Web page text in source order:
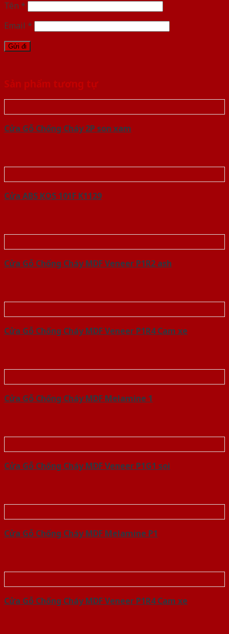
Tên *
Email *
Sản phẩm tương tự
Cửa Gỗ Chống Cháy 2P son xam
Cửa ABS KOS 101F K1129
Cửa Gỗ Chống Cháy MDF Veneer P1R2 ash
Cửa Gỗ Chống Cháy MDF Veneer P1R4 Cam xe
Cửa Gỗ Chống Cháy MDF Melamine 1
Cửa Gỗ Chống Cháy MDF Veneer P1G1 soi
Cửa Gỗ Chống Cháy MDF Melamine P1
Cửa Gỗ Chống Cháy MDF Veneer P1R4 Cam xe